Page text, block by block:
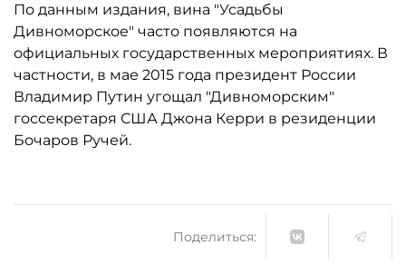
По данным издания, вина "Усадьбы
Дивноморское" часто появляются на
официальных государственных мероприятиях. В
частности, в мае 2015 года президент России
Владимир Путин угощал "Дивноморским"
госсекретаря США Джона Керри в резиденции
Бочаров Ручей.
Поделиться: